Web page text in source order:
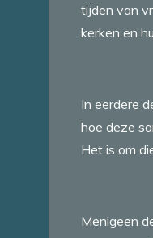
tijden van
kerken en
In eerdere
hoe deze
Het is om
Menigeen